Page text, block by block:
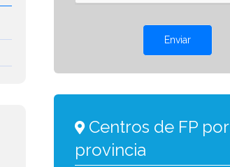
Enviar
Centros de FP por
provincia